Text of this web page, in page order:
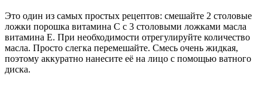
Это один из самых простых рецептов: смешайте 2 столовые
ложки порошка витамина С с 3 столовыми ложками масла
витамина Е. При необходимости отрегулируйте количество
масла. Просто слегка перемешайте. Смесь очень жидкая,
поэтому аккуратно нанесите её на лицо с помощью ватного
диска.